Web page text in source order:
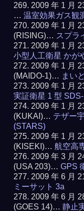
2009 年 1 月
…温室効果ガス観
2009 年 1 月
(RISING)… スプラ
2009 年 1 月
小型人工衛星 かが
2009 年 1 月
(MAIDO-1)… まい
2009 年 1 月
実証衛星 1 型
2009 年 1 月
(KUKAI)… テザー
(STARS)
2009 年 1 月
(KISEKI)…航空高
2009 年 3 月
(USA 203)…GPS
2009 年 6 月
ミーサット 3a
2009 年 6 月
(GOES 14)…静止